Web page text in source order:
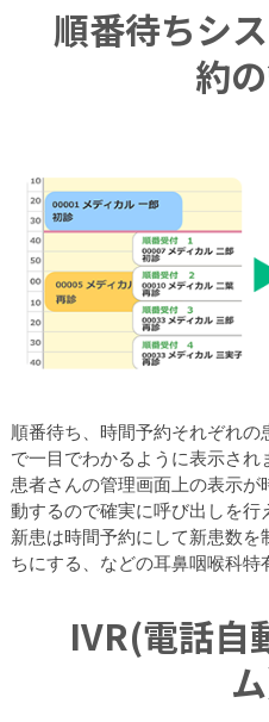
順番待ちシ
約
順番待ち、時間予約それぞれ
で一目でわかるように表示さ
患者さんの管理画面上の表示
動するので確実に呼び出しを行
新患は時間予約にして新患数
ちにする、などの耳鼻咽喉科特
IVR(電話自
ム